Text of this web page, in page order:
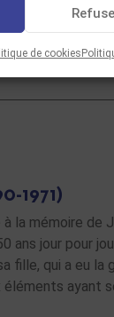
de cookies
…
1971)
la mémoire de
ans jour pour
fille, qui a eu la
éléments ayant